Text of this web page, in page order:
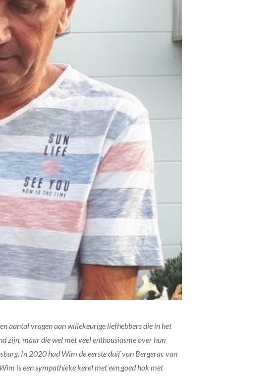
aantal vragen aan willekeurige liefhebbers die in het
zijn, maar die wel met veel enthousiasme over hun
In 2020 had Wim de eerste duif van Bergerac van
is een sympathieke kerel met een goed hok met